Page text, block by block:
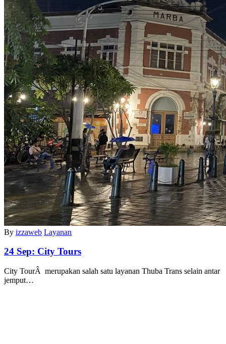
By izzaweb Layanan
24 Sep: City Tours
City TourÂ merupakan salah satu layanan Thuba Trans selain antar
jemput…